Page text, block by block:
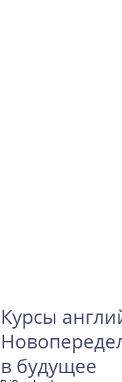
Курсы
в будущее